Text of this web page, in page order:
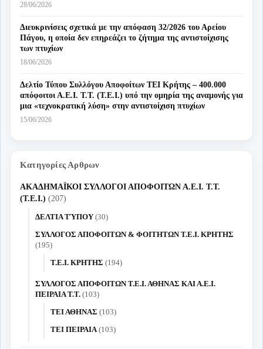
28/06/2026
Διευκρινίσεις σχετικά με την απόφαση 32/2026 του Αρείου
Πάγου, η οποία δεν επηρεάζει το ζήτημα της αντιστοίχισης
των πτυχίων
18/06/2026
Δελτίο Τύπου Συλλόγου Αποφοίτων ΤΕΙ Κρήτης – 400.000
απόφοιτοι Α.Ε.Ι. Τ.Τ. (Τ.Ε.Ι.) υπό την ομηρία της αναμονής για
μια «τεχνοκρατική λύση» στην αντιστοίχιση πτυχίων
15/06/2026
Κατηγορίες Αρθρων
ΑΚΑΔΗΜΑΪΚΟΙ ΣΥΛΛΟΓΟΙ ΑΠΟΦΟΙΤΩΝ Α.Ε.Ι. Τ.Τ.
(Τ.Ε.Ι.) (207)
ΔΕΛΤΙΑ ΤΎΠΟΥ (30)
ΣΥΛΛΟΓΟΣ ΑΠΟΦΟΙΤΩΝ & ΦΟΙΤΗΤΩΝ Τ.Ε.Ι. ΚΡΗΤΗΣ
(195)
Τ.Ε.Ι. ΚΡΗΤΗΣ (194)
ΣΥΛΛΟΓΟΣ ΑΠΟΦΟΙΤΩΝ Τ.Ε.Ι. ΑΘΗΝΑΣ ΚΑΙ Α.Ε.Ι.
ΠΕΙΡΑΙΑ Τ.Τ. (103)
ΤΕΙ ΑΘΗΝΑΣ (103)
ΤΕΙ ΠΕΙΡΑΙΑ(103)